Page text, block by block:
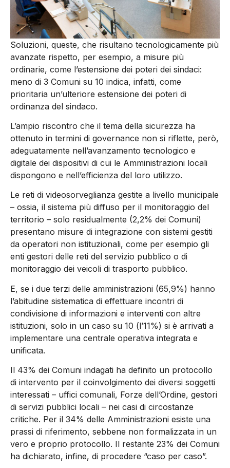
Soluzioni, queste, che risultano tecnologicamente più
avanzate rispetto, per esempio, a misure più
ordinarie, come l’estensione dei poteri dei sindaci:
meno di 3 Comuni su 10 indica, infatti, come
prioritaria un’ulteriore estensione dei poteri di
ordinanza del sindaco.
L’ampio riscontro che il tema della sicurezza ha
ottenuto in termini di governance non si riflette, però,
adeguatamente nell’avanzamento tecnologico e
digitale dei dispositivi di cui le Amministrazioni locali
dispongono e nell’efficienza del loro utilizzo.
Le reti di videosorveglianza gestite a livello municipale
– ossia, il sistema più diffuso per il monitoraggio del
territorio – solo residualmente (2,2% dei Comuni)
presentano misure di integrazione con sistemi gestiti
da operatori non istituzionali, come per esempio gli
enti gestori delle reti del servizio pubblico o di
monitoraggio dei veicoli di trasporto pubblico.
E, se i due terzi delle amministrazioni (65,9%) hanno
l’abitudine sistematica di effettuare incontri di
condivisione di informazioni e interventi con altre
istituzioni, solo in un caso su 10 (l’11%) si è arrivati a
implementare una centrale operativa integrata e
unificata.
Il 43% dei Comuni indagati ha definito un protocollo
di intervento per il coinvolgimento dei diversi soggetti
interessati – uffici comunali, Forze dell’Ordine, gestori
di servizi pubblici locali – nei casi di circostanze
critiche. Per il 34% delle Amministrazioni esiste una
prassi di riferimento, sebbene non formalizzata in un
vero e proprio protocollo. Il restante 23% dei Comuni
ha dichiarato, infine, di procedere “caso per caso”.